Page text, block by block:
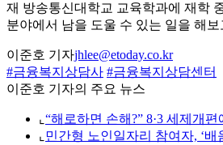
재 방송통신대학교 교육학과에 재학
분야에서 남을 도울 수 있는 일을 해보
이준호 기자jhlee@etoday.co.kr
#금융복지상담사 #금융복지상담센터
이준호 기자의 주요 뉴스
⌞ “해로하면 손해?” 8·3 세제개
⌞ 민간형 노인일자리 참여자, ‘배